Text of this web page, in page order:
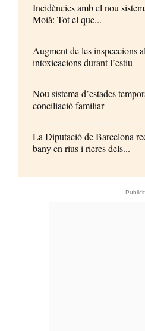
Incidències amb el nou
Moià: Tot el que...
Augment de les inspeccions
intoxicacions durant l’estiu
Nou sistema d’estades
conciliació familiar
La Diputació de Barcelona
bany en rius i rieres dels...
-